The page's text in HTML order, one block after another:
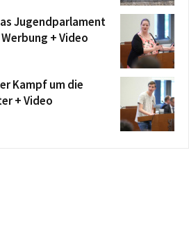
Jugendparlament
+ Video
Kampf um die
+ Video